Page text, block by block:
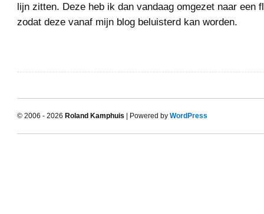
lijn zitten. Deze heb ik dan vandaag omgezet naar een
zodat deze vanaf mijn blog beluisterd kan worden.
© 2006 - 2026 Roland Kamphuis | Powered by WordPress